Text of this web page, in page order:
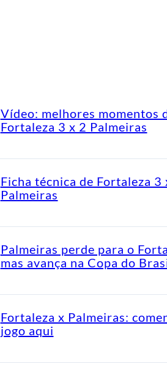
Vídeo: melhores momentos
Fortaleza 3 x 2 Palmeiras
Ficha técnica de Fortaleza 3
Palmeiras
Palmeiras perde para o
mas avança na Copa do
Fortaleza x Palmeiras:
jogo aqui